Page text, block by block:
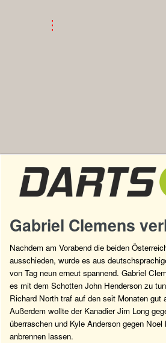
Gabriel Clemens
Nachdem am Vorabend die beiden
ausschieden, wurde es aus
von Tag neun erneut spannend. Gabriel
es mit dem Schotten John Henderson zu
Richard North traf auf den seit Monaten gut
Außerdem wollte der Kanadier Jim Long
überraschen und Kyle Anderson gegen
anbrennen lassen.